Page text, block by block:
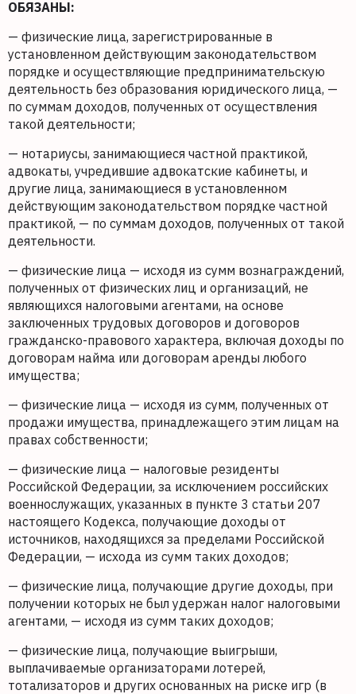
ОБЯЗАНЫ:
— физические лица, зарегистрированные в
установленном действующим законодательством
порядке и осуществляющие предпринимательскую
деятельность без образования юридического лица, —
по суммам доходов, полученных от осуществления
такой деятельности;
— нотариусы, занимающиеся частной практикой,
адвокаты, учредившие адвокатские кабинеты, и
другие лица, занимающиеся в установленном
действующим законодательством порядке частной
практикой, — по суммам доходов, полученных от такой
деятельности.
— физические лица — исходя из сумм вознаграждений,
полученных от физических лиц и организаций, не
являющихся налоговыми агентами, на основе
заключенных трудовых договоров и договоров
гражданско-правового характера, включая доходы по
договорам найма или договорам аренды любого
имущества;
— физические лица — исходя из сумм, полученных от
продажи имущества, принадлежащего этим лицам на
правах собственности;
— физические лица — налоговые резиденты
Российской Федерации, за исключением российских
военнослужащих, указанных в пункте 3 статьи 207
настоящего Кодекса, получающие доходы от
источников, находящихся за пределами Российской
Федерации, — исхода из сумм таких доходов;
— физические лица, получающие другие доходы, при
получении которых не был удержан налог налоговыми
агентами, — исходя из сумм таких доходов;
— физические лица, получающие выигрыши,
выплачиваемые организаторами лотерей,
тотализаторов и других основанных на риске игр (в